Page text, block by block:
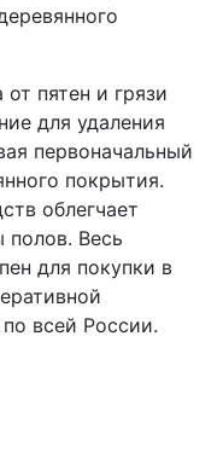
пятен и грязи
для удаления
первоначальный
покрытия.
облегчает
полов. Весь
для покупки в
всей России.